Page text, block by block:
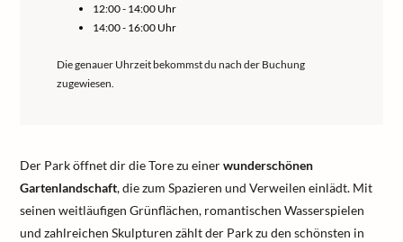
12:00 - 14:00 Uhr
14:00 - 16:00 Uhr
Die genauer Uhrzeit bekommst du nach der Buchung
zugewiesen.
Der Park öffnet dir die Tore zu einerwunderschönen
Gartenlandschaft, die zum Spazieren und Verweilen einlädt. Mit
seinen weitläufigen Grünflächen, romantischen Wasserspielen
und zahlreichen Skulpturen zählt der Park zu den schönsten in